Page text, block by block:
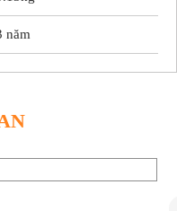
năm